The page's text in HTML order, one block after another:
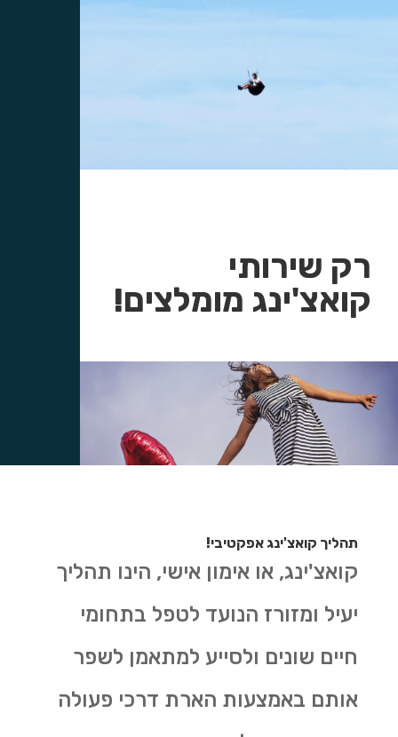
רק שירותי
קואצ'ינג מומלצים!
תהליך קואצ'ינג אפקטיבי!
קואצ'ינג, או אימון אישי, הינו תהליך
יעיל ומזורז הנועד לטפל בתחומי
חיים שונים ולסייע למתאמן לשפר
אותם באמצעות הארת דרכי פעולה